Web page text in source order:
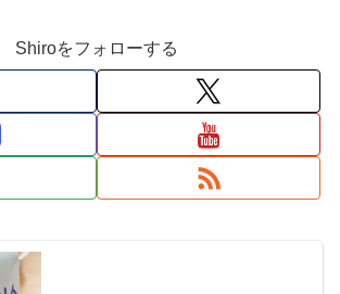
Shiroをフォローする